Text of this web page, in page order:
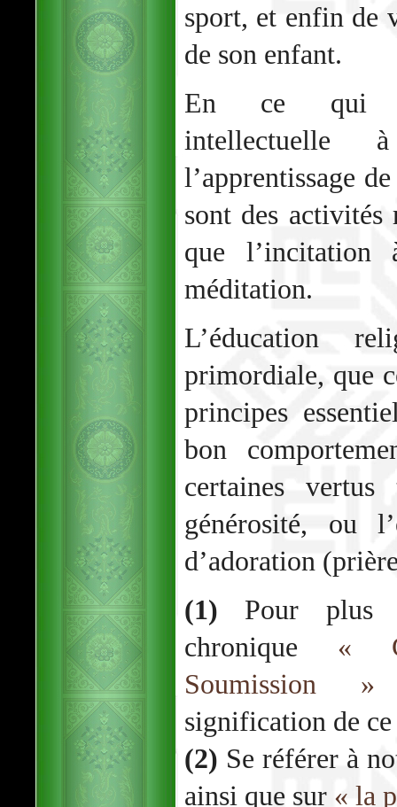
sport, et enfin de
de son enfant.
En ce qui
intellectuelle
l’apprentissage
sont des activités
que
méditation.
L’éducation
primordiale, que
principes
bon
certaines
générosité, ou
d’adoration
(1) Pour plus
chronique «
Soumission »
signification de
(2) Se référer à
ainsi que sur « la